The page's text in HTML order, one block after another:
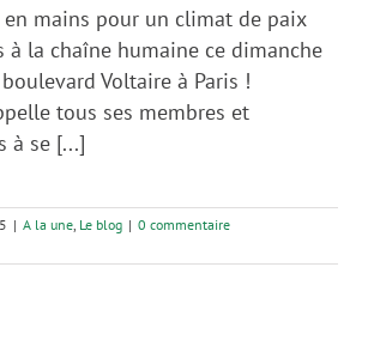
en mains pour un climat de paix
à la chaîne humaine ce dimanche
Voltaire à Paris !
tous ses membres et
à se [...]
| A la une Le blog | 0 commentaire